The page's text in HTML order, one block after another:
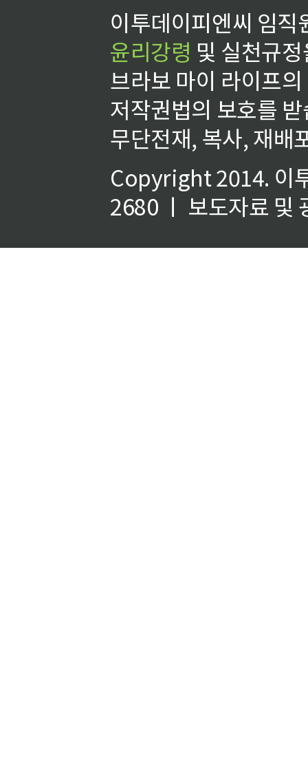
이투데이피엔씨 임
윤리강령 및 실천규
브라보 마이 라이프
저작권법의 보호를
무단전재, 복사, 재배
Copyright 2014. 이
2680 ㅣ 보도자료